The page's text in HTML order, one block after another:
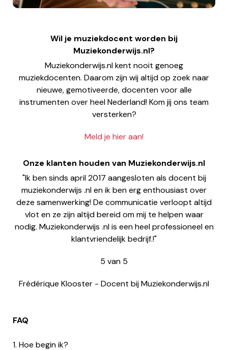
Wil je muziekdocent worden bij
Muziekonderwijs.nl?
Muziekonderwijs.nl kent nooit genoeg
muziekdocenten. Daarom zijn wij altijd op zoek naar
nieuwe, gemotiveerde, docenten voor alle
instrumenten over heel Nederland! Kom jij ons team
versterken?
Meld je hier aan!
Onze klanten houden van Muziekonderwijs.nl
"Ik ben sinds april 2017 aangesloten als docent bij
muziekonderwijs .nl en ik ben erg enthousiast over
deze samenwerking! De communicatie verloopt altijd
vlot en ze zijn altijd bereid om mij te helpen waar
nodig. Muziekonderwijs .nl is een heel professioneel en
klantvriendelijk bedrijf.!"
5 van 5
Frédérique Klooster - Docent bij Muziekonderwijs.nl
FAQ
1. Hoe begin ik?